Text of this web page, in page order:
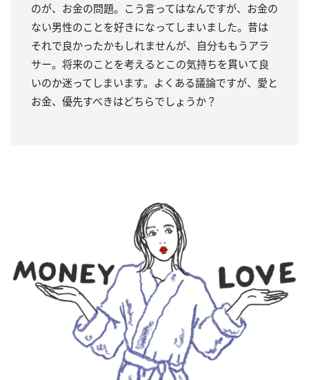
のが、お金の問題。こう言ってはなんですが、お金の
ない男性のことを好きになってしまいました。昔は
それで良かったかもしれませんが、自分ももうアラ
サー。将来のことを考えるとこの気持ちを貫いて良
いのか迷ってしまいます。よくある議論ですが、愛と
お金、優先すべきはどちらでしょうか？